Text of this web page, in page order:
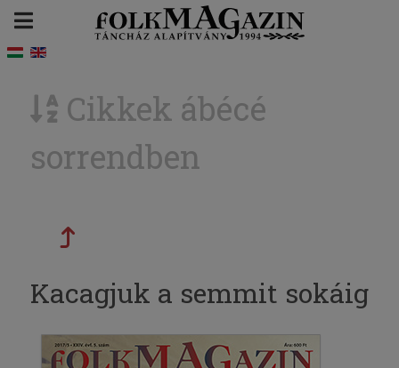
Cikkek ábécé
sorrendben
Kacagjuk a semmit sokáig